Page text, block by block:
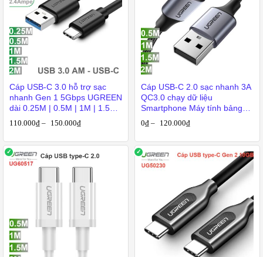
Cáp USB-C 3.0 hỗ trợ sạc
nhanh Gen 1 5Gbps UGREEN
dài 0.25M | 0.5M | 1M | 1.5M |
2M
110.000₫ – 150.000₫
Cáp USB-C 2.0 sạc nhanh 3A
QC3.0 chạy dữ liệu
Smartphone Máy tính bảng
USB AM sang USB CM
Ugreen 0.25M-0.5M-1M-
1.5M-2M
0₫ – 120.000₫